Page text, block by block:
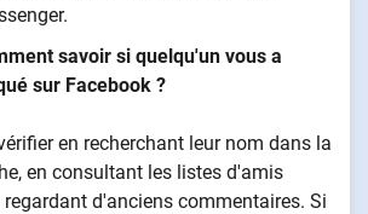
savoir si quelqu'un vous a
sur Facebook ?
en recherchant leur nom dans la
en consultant les listes d'amis
d'anciens commentaires. Si